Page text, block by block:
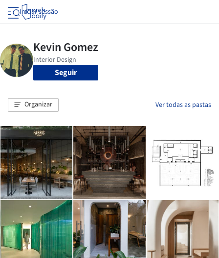
Iniciar sessão
Seguir
Organizar Ver todas as pastas